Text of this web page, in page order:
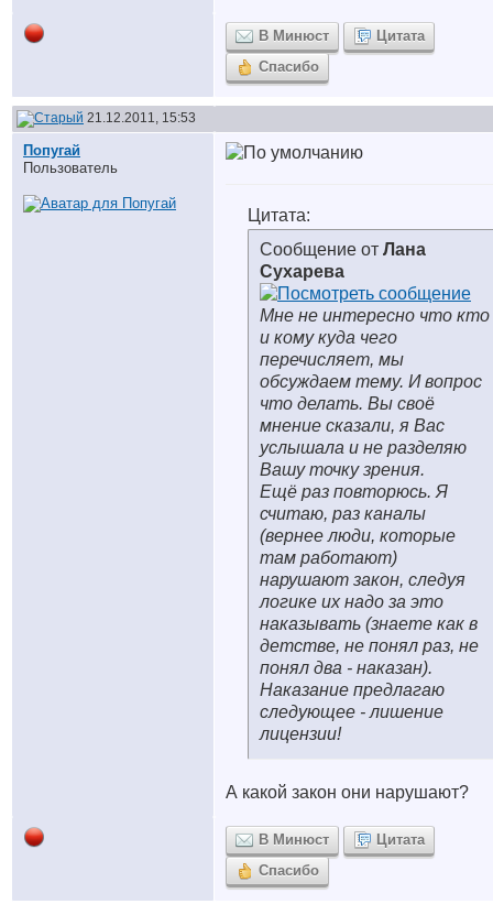
В Минюст
Цитата
Спасибо
21.12.2011, 15:53
Попугай
Пользователь
Цитата:
Сообщение от Лана
Сухарева
Мне не интересно что кто
и кому куда чего
перечисляет, мы
обсуждаем тему. И вопрос
что делать. Вы своё
мнение сказали, я Вас
услышала и не разделяю
Вашу точку зрения.
Ещё раз повторюсь. Я
считаю, раз каналы
(вернее люди, которые
там работают)
нарушают закон, следуя
логике их надо за это
наказывать (знаете как в
детстве, не понял раз, не
понял два - наказан).
Наказание предлагаю
следующее - лишение
лицензии!
А какой закон они нарушают?
В Минюст
Цитата
Спасибо